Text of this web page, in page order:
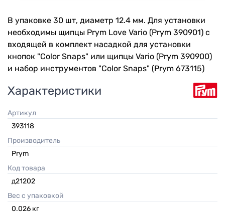
В упаковке 30 шт, диаметр 12.4 мм. Для установки
необходимы щипцы Prym Love Vario (Prym 390901) c
входящей в комплект насадкой для установки
кнопок "Color Snaps" или щипцы Vario (Prym 390900)
и набор инструментов "Color Snaps" (Prym 673115)
Характеристики
Артикул
393118
Производитель
Prym
Код товара
д21202
Вес с упаковкой
0.026 кг